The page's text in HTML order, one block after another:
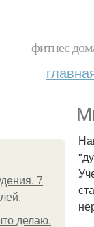
фитнес
7
делаю.